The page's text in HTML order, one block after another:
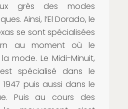
grès des modes
Ainsi, l’El Dorado, le
se sont spécialisées
au moment où le
mode. Le Midi-Minuit,
spécialisé dans le
puis aussi dans le
Puis au cours des